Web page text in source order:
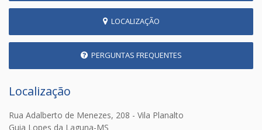
LOCALIZAÇÃO
PERGUNTAS FREQUENTES
Localização
Rua Adalberto de Menezes, 208 - Vila Planalto
Guia Lopes da Laguna-MS